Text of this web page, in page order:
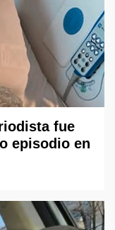
fue
episodio en